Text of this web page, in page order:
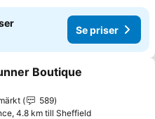
Se priser
till i Mina Favoriter
Boutique
589
4.8 km till Sheffield